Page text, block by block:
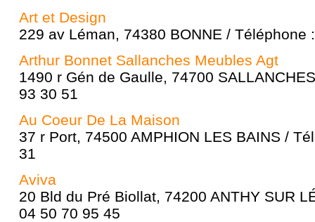
Art et Design
229 av Léman, 74380 BONNE / Téléphone
Arthur Bonnet Sallanches Meubles Agt
1490 r Gén de Gaulle, 74700
93 30 51
Au Coeur De La Maison
37 r Port, 74500 AMPHION LES BAINS /
31
Aviva
20 Bld du Pré Biollat, 74200 ANTHY SUR
04 50 70 95 45